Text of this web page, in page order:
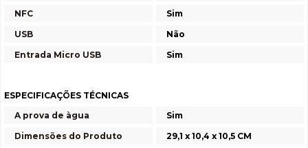
NFC
Sim
USB
Não
Entrada Micro USB
Sim
ESPECIFICAÇÕES TÉCNICAS
A prova de àgua
Sim
Dimensões do Produto
29,1 x 10,4 x 10,5 CM